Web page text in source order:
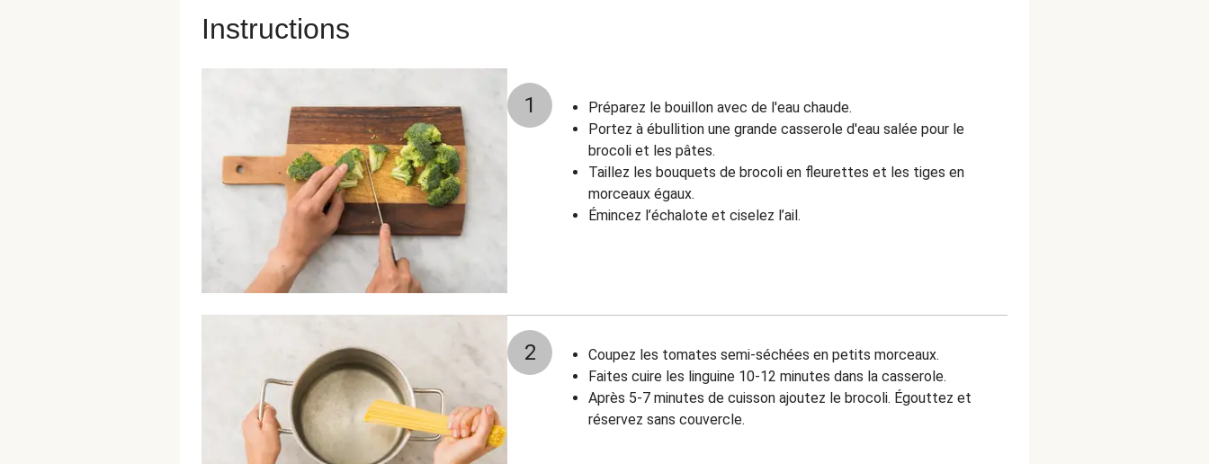
Instructions
1
Préparez le bouillon avec de l'eau chaude.
Portez à ébullition une grande casserole d'eau salée pour le
brocoli et les pâtes.
Taillez les bouquets de brocoli en fleurettes et les tiges en
morceaux égaux.
Émincez l’échalote et ciselez l’ail.
2
Coupez les tomates semi-séchées en petits morceaux.
Faites cuire les linguine 10-12 minutes dans la casserole.
Après 5-7 minutes de cuisson ajoutez le brocoli. Égouttez et
réservez sans couvercle.